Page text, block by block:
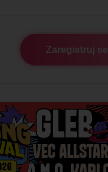
Zaregistruj se